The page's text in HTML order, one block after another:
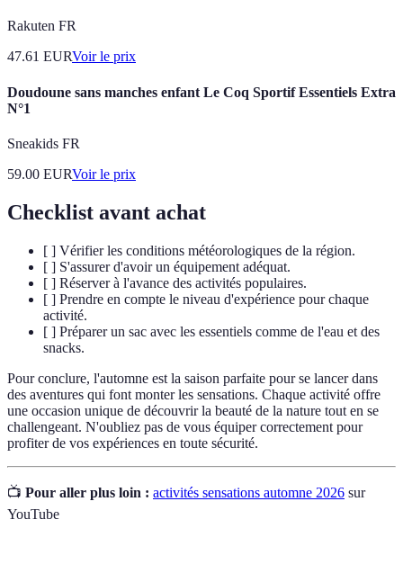
Rakuten FR
47.61 EURVoir le prix
Doudoune sans manches enfant Le Coq Sportif Essentiels Extra
N°1
Sneakids FR
59.00 EURVoir le prix
Checklist avant achat
[ ] Vérifier les conditions météorologiques de la région.
[ ] S'assurer d'avoir un équipement adéquat.
[ ] Réserver à l'avance des activités populaires.
[ ] Prendre en compte le niveau d'expérience pour chaque
activité.
[ ] Préparer un sac avec les essentiels comme de l'eau et des
snacks.
Pour conclure, l'automne est la saison parfaite pour se lancer dans
des aventures qui font monter les sensations. Chaque activité offre
une occasion unique de découvrir la beauté de la nature tout en se
challengeant. N'oubliez pas de vous équiper correctement pour
profiter de vos expériences en toute sécurité.
📺 Pour aller plus loin : activités sensations automne 2026 sur
YouTube